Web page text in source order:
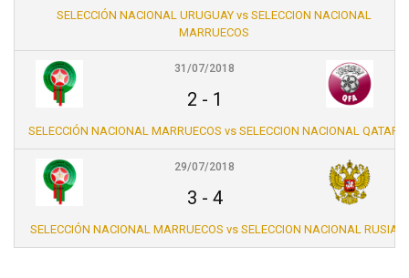
SELECCIÓN NACIONAL URUGUAY vs SELECCION NACIONAL
MARRUECOS
31/07/2018
2 - 1
SELECCIÓN NACIONAL MARRUECOS vs SELECCION NACIONAL QATAR
29/07/2018
3 - 4
SELECCIÓN NACIONAL MARRUECOS vs SELECCION NACIONAL RUSIA